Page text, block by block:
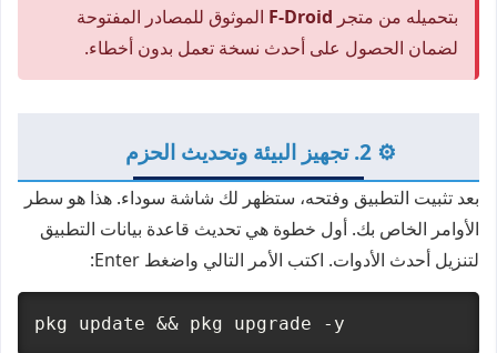
بتحميله من متجر F-Droid الموثوق للمصادر المفتوحة
لضمان الحصول على أحدث نسخة تعمل بدون أخطاء.
⚙️ 2. تجهيز البيئة وتحديث الحزم
بعد تثبيت التطبيق وفتحه، ستظهر لك شاشة سوداء. هذا هو سطر
الأوامر الخاص بك. أول خطوة هي تحديث قاعدة بيانات التطبيق
لتنزيل أحدث الأدوات. اكتب الأمر التالي واضغط Enter:
pkg update && pkg upgrade -y